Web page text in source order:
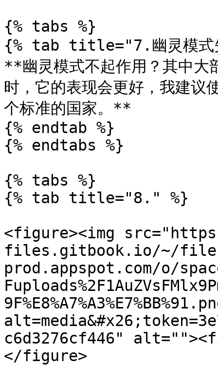
{% tabs %}
{% tab title="7.幽灵模式
**幽灵模式不起作用？其中大
时，它的表现会更好，我建议
个标准的国家。**
{% endtab %}
{% endtabs %}
{% tabs %}
{% tab title="8." %}
<figure><img
files.gitbook.io/~/
prod.appspot.com/o/
c6d3276cf446"
</figure>